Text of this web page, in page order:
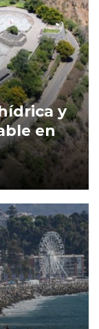
y
en